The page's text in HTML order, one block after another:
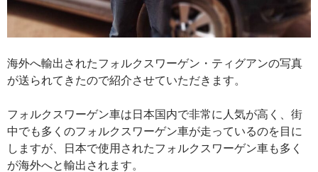
海外へ輸出されたフォルクスワーゲン・ティグアンの写真
が送られてきたので紹介させていただきます。
フォルクスワーゲン車は日本国内で非常に人気が高く、街
中でも多くのフォルクスワーゲン車が走っているのを目に
しますが、日本で使用されたフォルクスワーゲン車も多く
が海外へと輸出されます。